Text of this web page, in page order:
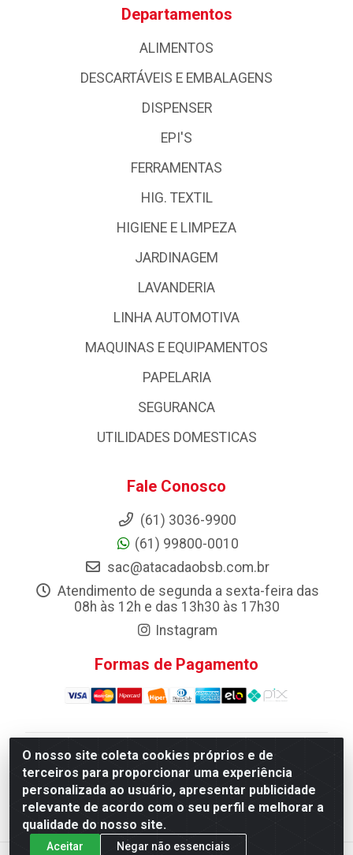
O nosso site coleta cookies próprios e de
terceiros para proporcionar uma experiência
personalizada ao usuário, apresentar publicidade
relevante de acordo com o seu perfil e melhorar a
qualidade do nosso site.
Aceitar Negar não essenciais
Departamentos
ALIMENTOS
DESCARTÁVEIS E EMBALAGENS
DISPENSER
EPI'S
FERRAMENTAS
HIG. TEXTIL
HIGIENE E LIMPEZA
JARDINAGEM
LAVANDERIA
LINHA AUTOMOTIVA
MAQUINAS E EQUIPAMENTOS
PAPELARIA
SEGURANCA
UTILIDADES DOMESTICAS
Fale Conosco
(61) 3036-9900
(61) 99800-0010
sac@atacadaobsb.com.br
Atendimento de segunda a sexta-feira das
08h às 12h e das 13h30 às 17h30
Instagram
Formas de Pagamento
Atacadao da Limpeza F. Pereira Queiroz Comercio e
Distribuicao LTDA - Quadra Qi 10 Lotes 39 e, 41 - Setor
Industrial (Taguatinga), Brasília/DF - CEP 72.135-100 -
CNPJ 13.184.675/0001-80